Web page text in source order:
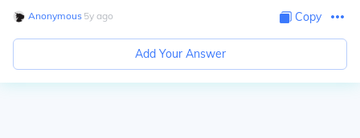
Anonymous∙ 5y ago Copy
Add Your Answer